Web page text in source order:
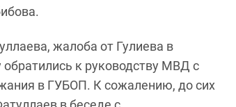
жалоба от Гулиева в
к руководству МВД с
в ГУБОП. К сожалению, до сих